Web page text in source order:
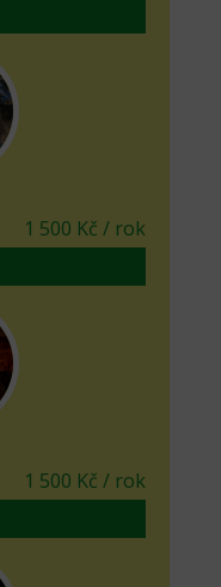
1 500 Kč / rok
1 500 Kč / rok